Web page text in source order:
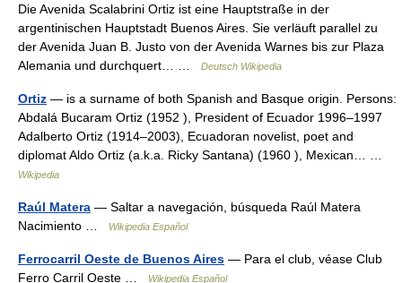
Die Avenida Scalabrini Ortiz ist eine Hauptstraße in der
argentinischen Hauptstadt Buenos Aires. Sie verläuft parallel zu
der Avenida Juan B. Justo von der Avenida Warnes bis zur Plaza
Alemania und durchquert… …
Deutsch Wikipedia
Ortiz — is a surname of both Spanish and Basque origin. Persons:
Abdalá Bucaram Ortiz (1952 ), President of Ecuador 1996–1997
Adalberto Ortiz (1914–2003), Ecuadoran novelist, poet and
diplomat Aldo Ortiz (a.k.a. Ricky Santana) (1960 ), Mexican… …
Wikipedia
Raúl Matera — Saltar a navegación, búsqueda Raúl Matera
Nacimiento …
Wikipedia Español
Ferrocarril Oeste de Buenos Aires — Para el club, véase Club
Ferro Carril Oeste …
Wikipedia Español